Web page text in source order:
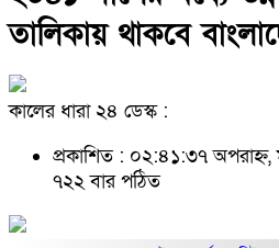
তালিকায় থাকবে
কালের ধারা ২৪ ডেস্ক :
প্রকাশিত : ০২:৪১:৩৭ অপরাহ্ন,
৭২২ বার পঠিত